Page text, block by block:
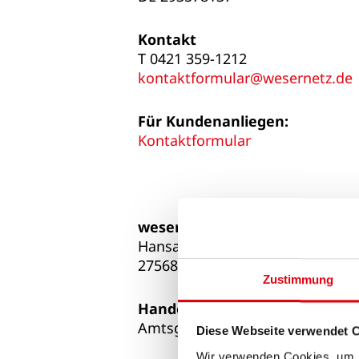
Zustimmung
Diese Webseite verwendet
Kontakt
T 0421 359-1212
kontaktformular@wesernetz.de
Für Kundenanliegen:
Kontaktformular
wesernetz Bremerhaven GmbH
Hansastraße 17/19
27568 Bremerhaven
Handelsregister-Nr.
Amtsgericht Bremen, HRB